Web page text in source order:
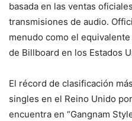
basada en las ventas
transmisiones de audio.
menudo como el
de Billboard en los Estados
El récord de clasificación
singles en el Reino Unido
encuentra en “Gangnam